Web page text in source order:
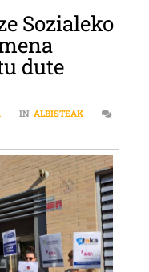
Sozialeko
dute
IN ALBISTEAK
ESKUHARTZE